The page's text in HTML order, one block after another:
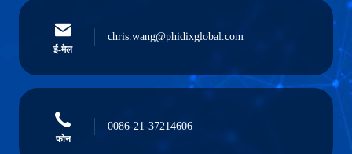
ई-मेल
chris.wang@phidixglobal.com
फोन
0086-21-37214606